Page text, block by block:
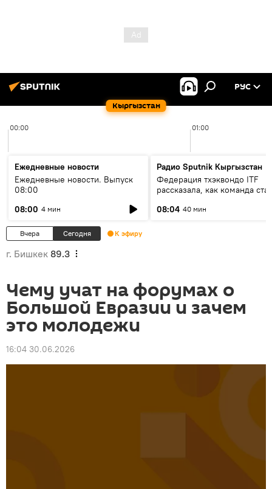
Кыргызстан
РУС
00:00 01:00
Ежедневные новости
Ежедневные новости. Выпуск
08:00
08:00 4 мин
Радио Sputnik Кыргызстан
Федерация тхэквондо ITF
рассказала, как команда
08:04 40 мин
Вчера Сегодня К эфиру
г. Бишкек 89.3
Чему учат на форумах о
Большой Евразии и зачем
это молодежи
16:04 30.06.2026